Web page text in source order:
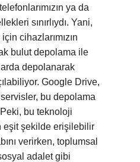
ya da
sınırlıydı. Yani,
cihazlarımızın
bulut depolama ile
depolanarak
Google Drive,
bu depolama
bu teknoloji
eşit şekilde erişilebilir
verirken, toplumsal
adalet gibi